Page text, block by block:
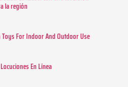
la región
Toys For Indoor And Outdoor Use
En Línea